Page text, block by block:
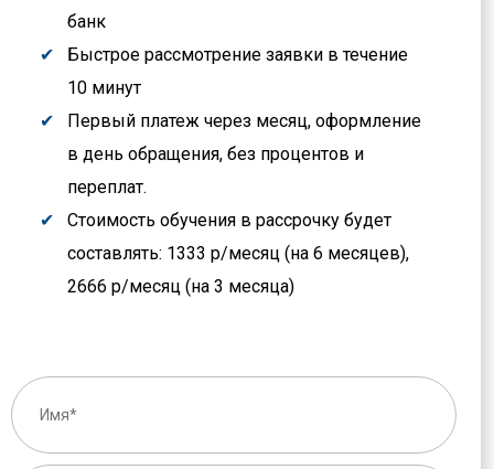
банк
Быстрое рассмотрение заявки в течение
10 минут
Первый платеж через месяц, оформление
в день обращения, без процентов и
переплат.
Стоимость обучения в рассрочку будет
составлять: 1333 р/месяц (на 6 месяцев),
2666 р/месяц (на 3 месяца)